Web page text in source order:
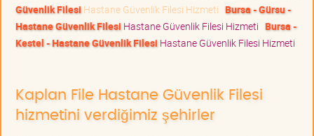
Güvenlik Filesi Hastane Güvenlik Filesi Hizmeti Bursa - Gürsu -
Hastane Güvenlik Filesi Hastane Güvenlik Filesi Hizmeti Bursa -
Kestel - Hastane Güvenlik Filesi Hastane Güvenlik Filesi Hizmeti
Kaplan File Hastane Güvenlik Filesi
hizmetini verdiğimiz şehirler